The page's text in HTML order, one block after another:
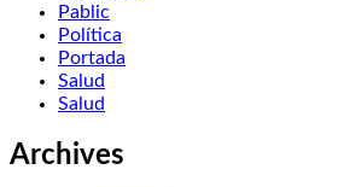
Pablic
Política
Portada
Salud
Salud
Archives